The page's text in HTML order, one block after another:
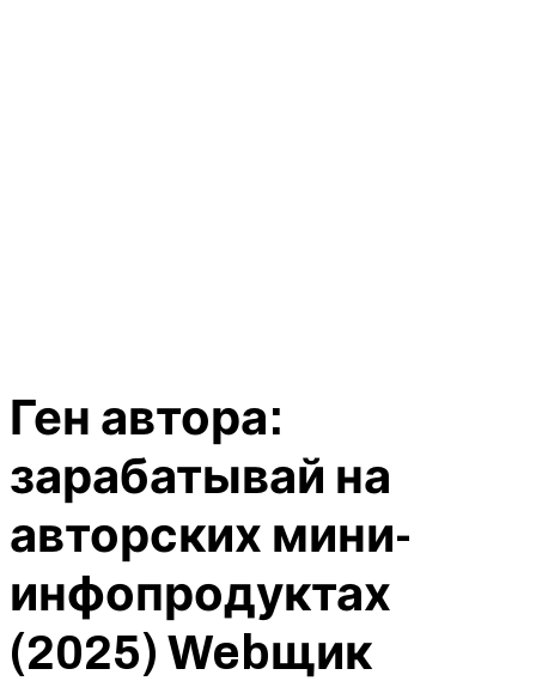
Ген автора:
зарабатывай на
авторских мини-
инфопродуктах
(2025) Webщик